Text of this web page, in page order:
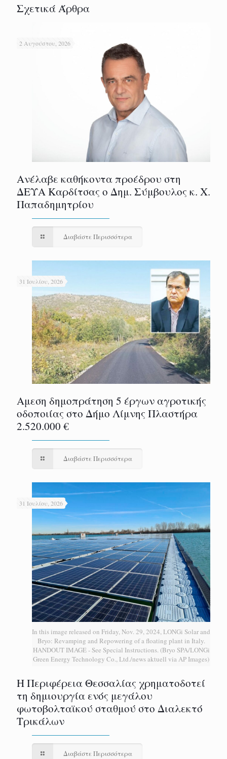
Σχετικά Άρθρα
2 Αυγούστου, 2026
Ανέλαβε καθήκοντα προέδρου στη
ΔΕΥΑ Καρδίτσας ο Δημ. Σύμβουλος κ. Χ.
Παπαδημητρίου
Διαβάστε Περισσότερα
31 Ιουλίου, 2026
Αμεση δημοπράτηση 5 έργων αγροτικής
οδοποιίας στο Δήμο Λίμνης Πλαστήρα
2.520.000 €
Διαβάστε Περισσότερα
In this image released on Friday, Nov. 29, 2024, LONGi Solar and
Bryo: Revamping and Repowering of a floating plant in Italy.
HANDOUT IMAGE - See Special Instructions. (Bryo SPA/LONGi
Green Energy Technology Co., Ltd./news aktuell via AP Images)
31 Ιουλίου, 2026
H Περιφέρεια Θεσσαλίας χρηματοδοτεί
τη δημιουργία ενός μεγάλου
φωτοβολταϊκού σταθμού στο Διαλεκτό
Τρικάλων
Διαβάστε Περισσότερα